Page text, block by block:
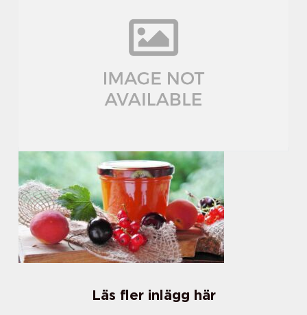
Läs fler inlägg här